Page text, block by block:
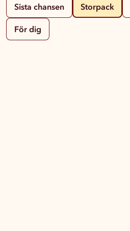
Sista chansen Storpack
För dig